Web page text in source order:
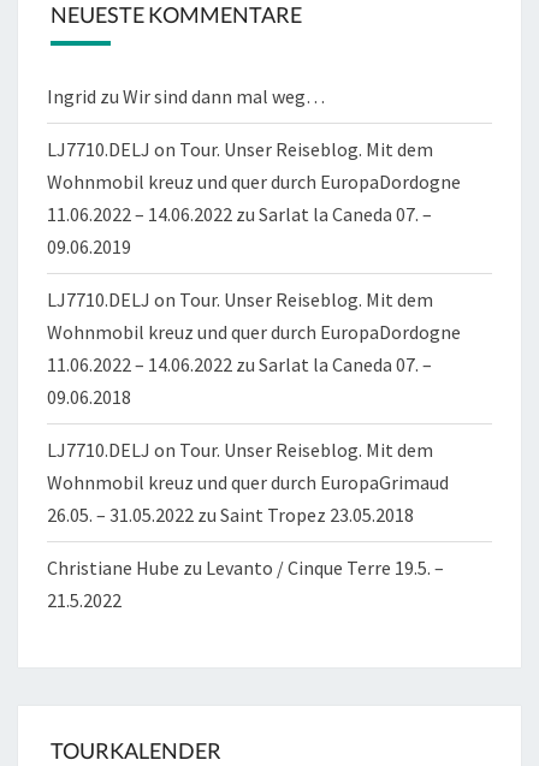
NEUESTE KOMMENTARE
Ingrid zu Wir sind dann mal weg…
LJ7710.DELJ on Tour. Unser Reiseblog. Mit dem
Wohnmobil kreuz und quer durch EuropaDordogne
11.06.2022 – 14.06.2022 zu Sarlat la Caneda 07. –
09.06.2019
LJ7710.DELJ on Tour. Unser Reiseblog. Mit dem
Wohnmobil kreuz und quer durch EuropaDordogne
11.06.2022 – 14.06.2022 zu Sarlat la Caneda 07. –
09.06.2018
LJ7710.DELJ on Tour. Unser Reiseblog. Mit dem
Wohnmobil kreuz und quer durch EuropaGrimaud
26.05. – 31.05.2022 zu Saint Tropez 23.05.2018
Christiane Hube zu Levanto / Cinque Terre 19.5. –
21.5.2022
TOURKALENDER